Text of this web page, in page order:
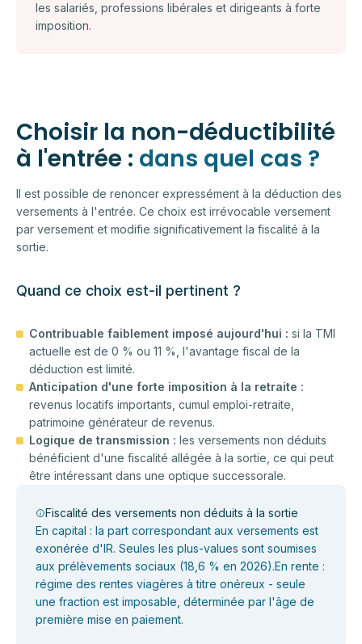
les salariés, professions libérales et dirigeants à forte
imposition.
Choisir la non-déductibilité
à l'entrée : dans quel cas ?
Il est possible de renoncer expressément à la déduction des
versements à l'entrée. Ce choix est irrévocable versement
par versement et modifie significativement la fiscalité à la
sortie.
Quand ce choix est-il pertinent ?
Contribuable faiblement imposé aujourd'hui : si la TMI
actuelle est de 0 % ou 11 %, l'avantage fiscal de la
déduction est limité.
Anticipation d'une forte imposition à la retraite :
revenus locatifs importants, cumul emploi-retraite,
patrimoine générateur de revenus.
Logique de transmission : les versements non déduits
bénéficient d'une fiscalité allégée à la sortie, ce qui peut
être intéressant dans une optique successorale.
Fiscalité des versements non déduits à la sortie
En capital : la part correspondant aux versements est
exonérée d'IR. Seules les plus-values sont soumises
aux prélèvements sociaux (18,6 % en 2026).En rente :
régime des rentes viagères à titre onéreux - seule
une fraction est imposable, déterminée par l'âge de
première mise en paiement.